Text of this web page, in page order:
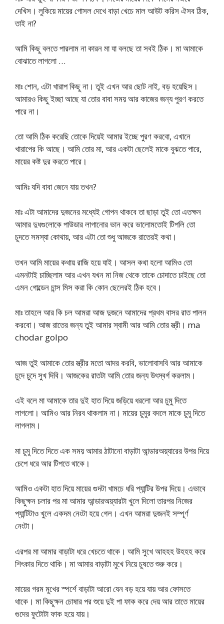
দেখিস। লুকিয়ে মায়ের গোসল দেখে বাড়া খেচে মাল আউট করিস ঐসব ঠিক,
তাই না?
আমি কিছু বলতে পারলাম না কারন মা যা বলছে তা সবই ঠিক। মা আমাকে
বোঝাতে লাগলো …
মাঃ শোন, এটা খারাপ কিছু না। তুই এখন আর ছোট নাই, বড় হয়েছিস।
আমারও কিছু ইচ্ছা আছে যা তোর বাবা সময় আর কাজের জন্য পুরণ করতে
পারে না।
তো আমি ঠিক করেছি তোকে দিয়েই আমার ইচ্ছে পুরণ করবো, এখানে
খারাপের কি আছে। আমি তোর মা, আর একটা ছেলেই মাকে বুঝতে পারে,
মায়ের কষ্ট দুর করতে পারে।
আমিঃ যদি বাবা জেনে যায় তখন?
মাঃ এটা আমাদের দুজনের মধ্যেই গোপন থাকবে তা ছাড়া তুই তো এতক্ষন
আমার দুধগুলোকে পাউডার লাগানোর ভান করে ভালোমতোই টিপলি তো
চুদতে সমস্যা কোথায়, আর এটা তো শুধু আজকে রাতেরই কথা।
তখন আমি মায়ের কথায় রাজি হয়ে যাই। আসল কথা হলো আমিও তো
এমনটাই চাচ্ছিলাম আর এখন যখন মা নিজ থেকে তাকে চোদাতে চাইছে তো
এমন গোল্ডেন চান্স মিস করা কি কোন ছেলেরই ঠিক হবে।
মাঃ তাহলে আর কি চল আমরা আজ দুজনে আমাদের প্রথম বাসর রাত পালন
করবো। আজ রাতের জন্য তুই আমার স্বামী আর আমি তোর স্ত্রী। ma
chodar golpo
আজ তুই আমাকে তোর স্ত্রীর মতো আদর করবি, ভালোবাসবি আর আমাকে
চুদে চুদে সুখ দিবি। আজকের রাতটা আমি তোর জন্য উৎস্বর্গ করলাম।
এই বলে মা আমাকে তার দুই হাত দিয়ে জড়িয়ে ধরলো আর চুমু দিতে
লাগলো। আমিও আর নিরব থাকলাম না। মায়ের চুমুর বদলে মাকে চুমু দিতে
লাগলাম।
মা চুমু দিতে দিতে এক সময় আমার ঠাটানো বাড়াটা আন্ডারঅয়্যারের উপর দিয়ে
চেপে ধরে আর টিপতে থাকে।
আমিও একটা হাত দিয়ে মায়ের গুদটা খামচে ধরি প্যান্টির উপর দিয়ে। এভাবে
কিছুক্ষন চলার পর মা আমার আন্ডারঅয়্যারটা খুলে দিলো তারপর নিজের
প্যান্টিটাও খুলে একদম নেংটা হয়ে গেল। এখন আমরা দুজনই সম্পূর্ণ
নেংটা।
এরপর মা আমার বাড়াটা ধরে খেচতে থাকে। আমি সুখে আহহহ উহহহ করে
শিৎকার দিতে থাকি। মা আমার বাড়াটা মুখে নিয়ে চুষতে শুরু করে।
মায়ের গরম মুখের স্পর্শে বাড়াটা আরো যেন বড় হয়ে যায় আর ফোসতে
থাকে। মা কিছুক্ষন চোষার পর শুয়ে দুই পা ফাক করে দেয় আর তাতে মায়ের
গুদের ফুটোটা ফাক হয়ে যায়।